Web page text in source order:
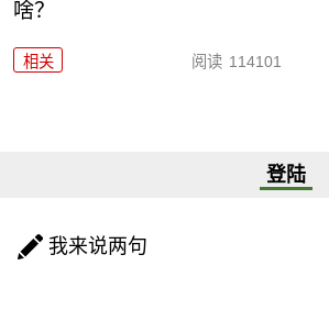
啥？
相关 阅读 114101
登陆
我来说两句